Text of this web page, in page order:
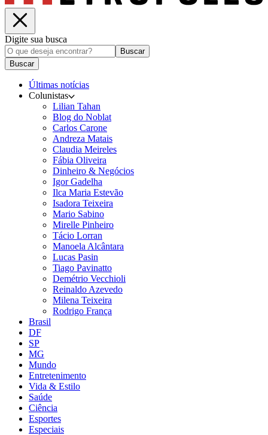
Digite sua busca
Buscar
Buscar
Últimas notícias
Colunistas
Lilian Tahan
Blog do Noblat
Carlos Carone
Andreza Matais
Claudia Meireles
Fábia Oliveira
Dinheiro & Negócios
Igor Gadelha
Ilca Maria Estevão
Isadora Teixeira
Mario Sabino
Mirelle Pinheiro
Tácio Lorran
Manoela Alcântara
Lucas Pasin
Tiago Pavinatto
Demétrio Vecchioli
Reinaldo Azevedo
Milena Teixeira
Rodrigo França
Brasil
DF
SP
MG
Mundo
Entretenimento
Vida & Estilo
Saúde
Ciência
Esportes
Especiais